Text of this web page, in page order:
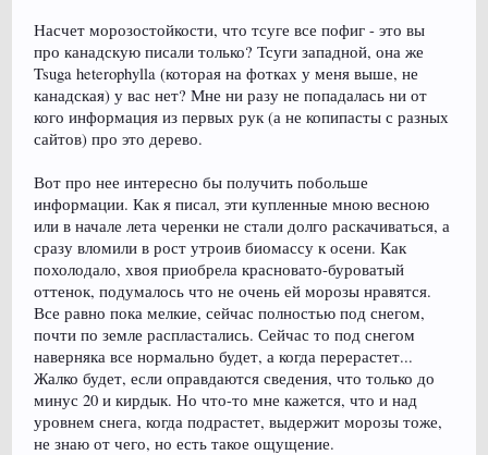
Насчет морозостойкости, что тсуге все пофиг - это вы
про канадскую писали только? Тсуги западной, она же
Tsuga heterophylla (которая на фотках у меня выше, не
канадская) у вас нет? Мне ни разу не попадалась ни от
кого информация из первых рук (а не копипасты с разных
сайтов) про это дерево.
Вот про нее интересно бы получить побольше
информации. Как я писал, эти купленные мною весною
или в начале лета черенки не стали долго раскачиваться, а
сразу вломили в рост утроив биомассу к осени. Как
похолодало, хвоя приобрела красновато-буроватый
оттенок, подумалось что не очень ей морозы нравятся.
Все равно пока мелкие, сейчас полностью под снегом,
почти по земле распластались. Сейчас то под снегом
наверняка все нормально будет, а когда перерастет...
Жалко будет, если оправдаются сведения, что только до
минус 20 и кирдык. Но что-то мне кажется, что и над
уровнем снега, когда подрастет, выдержит морозы тоже,
не знаю от чего, но есть такое ощущение.